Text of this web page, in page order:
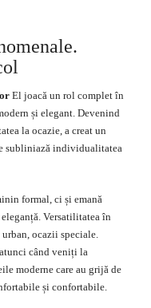
El joacă un rol complet în
și elegant. Devenind
la ocazie, a creat un
subliniază individualitatea
formal, ci și emană
Versatilitatea în
ocazii speciale.
când veniți la
moderne care au grijă de
și confortabile.